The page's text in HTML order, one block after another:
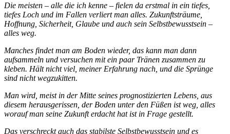
Die meisten – alle die ich kenne – fielen da erstmal in ein tiefes,
tiefes Loch und im Fallen verliert man alles. Zukunftsträume,
Hoffnung, Sicherheit, Glaube und auch sein Selbstbewusstsein –
alles weg.
Manches findet man am Boden wieder, das kann man dann
aufsammeln und versuchen mit ein paar Tränen zusammen zu
kleben. Hält nicht viel, meiner Erfahrung nach, und die Sprünge
sind nicht wegzukitten.
Man wird, meist in der Mitte seines prognostizierten Lebens, aus
diesem herausgerissen, der Boden unter den Füßen ist weg, alles
worauf man seine Zukunft erdacht hat ist in Frage gestellt.
Das verschreckt auch das stabilste Selbstbewusstsein und es